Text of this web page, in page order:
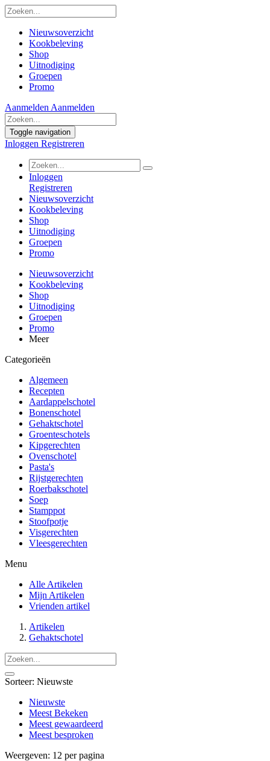
Nieuwsoverzicht
Kookbeleving
Shop
Uitnodiging
Groepen
Promo
Aanmelden Aanmelden
Toggle navigation
Inloggen Registreren
Inloggen
Registreren
Nieuwsoverzicht
Kookbeleving
Shop
Uitnodiging
Groepen
Promo
Nieuwsoverzicht
Kookbeleving
Shop
Uitnodiging
Groepen
Promo
Meer
Categorieën
Algemeen
Recepten
Aardappelschotel
Bonenschotel
Gehaktschotel
Groenteschotels
Kipgerechten
Ovenschotel
Pasta's
Rijstgerechten
Roerbakschotel
Soep
Stamppot
Stoofpotje
Visgerechten
Vleesgerechten
Menu
Alle Artikelen
Mijn Artikelen
Vrienden artikel
Artikelen
Gehaktschotel
Sorteer: Nieuwste
Nieuwste
Meest Bekeken
Meest gewaardeerd
Meest besproken
Weergeven: 12 per pagina